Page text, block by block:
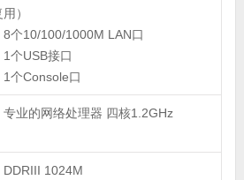
）
8个10/100/1000M LAN口
1个USB接口
1个Console口
专业的网络处理器 四核1.2GHz
DDRIII 1024M